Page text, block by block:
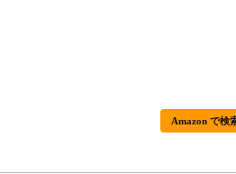
Amazon で検